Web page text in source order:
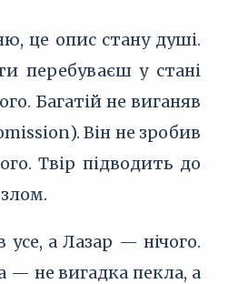
це опис стану душі.
перебуваєш у стані
Багатій не виганяв
Він не зробив
Твір підводить до
а Лазар — нічого.
— не вигадка пекла, а